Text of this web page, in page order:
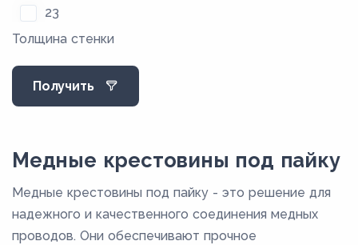
23
29
35
36
6
Толщина стенки
Получить
Медные крестовины под пайку
Медные крестовины под пайку - это решение для
надежного и качественного соединения медных
проводов. Они обеспечивают прочное